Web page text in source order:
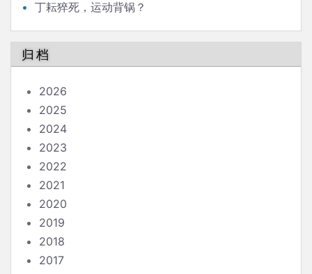
丁耘猝死，运动背锅？
归档
2026
2025
2024
2023
2022
2021
2020
2019
2018
2017